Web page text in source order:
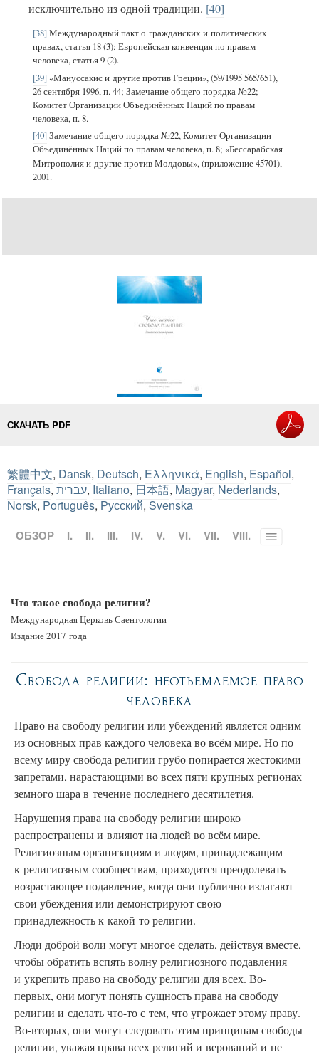
исключительно из одной традиции. [40]
[38] Международный пакт о гражданских и политических
правах, статья 18 (3); Европейская конвенция по правам
человека, статья 9 (2).
[39] «Мануссакис и другие против Греции»,(59/1995 565/651),
26 сентября 1996, п. 44; Замечание общего порядка №22;
Комитет Организации Объединённых Наций по правам
человека, п. 8.
[40] Замечание общего порядка №22, Комитет Организации
Объединённых Наций по правам человека, п. 8; «Бессарабская
Митрополия и другие против Молдовы», (приложение45701),
2001.
СКАЧАТЬ PDF
繁體中文, Dansk, Deutsch, Ελληνικά, English, Español,
Français, עברית, Italiano, 日本語, Magyar, Nederlands,
Norsk, Português, Русский, Svenska
ОБЗОР I. II. III. IV. V. VI. VII. VIII. Toggle
Что такое свобода религии?
Международная Церковь Саентологии
Издание 2017 года
Свобода религии: неотъемлемое право
человека
Право на свободу религии или убеждений является одним
из основных прав каждого человека во всём мире. Но по
всему миру свобода религии грубо попирается жестокими
запретами, нарастающими во всех пяти крупных регионах
земного шара в течение последнего десятилетия.
Нарушения права на свободу религии широко
распространены и влияют на людей во всём мире.
Религиозным организациям и людям, принадлежащим
к религиозным сообществам, приходится преодолевать
возрастающее подавление, когда они публично излагают
свои убеждения или демонстрируют свою
принадлежность к какой-то религии.
Люди доброй воли могут многое сделать, действуя вместе,
чтобы обратить вспять волну религиозного подавления
и укрепить право на свободу религии для всех. Во-
первых, они могут понять сущность права на свободу
религии и сделать что-то с тем, что угрожает этому праву.
Во-вторых, они могут следовать этим принципам свободы
религии, уважая права всех религий и верований и не